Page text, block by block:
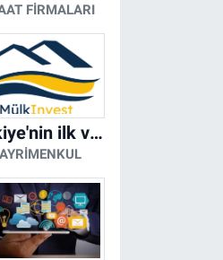
FIRMALARI
Türkiye'nin ilk ve tek yapay zeka destekli arsa ilan platformu